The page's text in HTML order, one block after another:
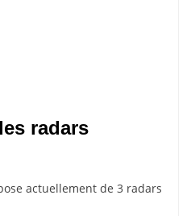
radars
actuellement de 3 radars